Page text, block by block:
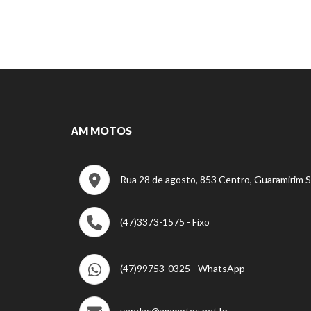
AM MOTOS
Rua 28 de agosto, 853 Centro, Guaramirim
(47)3373-1575 - Fixo
(47)99753-0325 - WhatsApp